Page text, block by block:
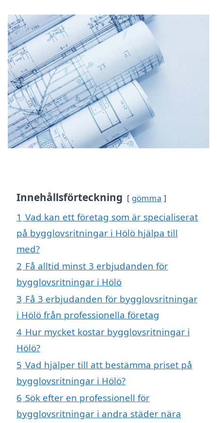
Innehållsförteckning gömma
1 Vad kan ett företag som är specialiserat
på bygglovsritningar i Hölö hjälpa till
med?
2 Få alltid minst 3 erbjudanden för
bygglovsritningar i Hölö
3 Få 3 erbjudanden för bygglovsritningar
i Hölö från professionella företag
4 Hur mycket kostar bygglovsritningar i
Hölö?
5 Vad hjälper till att bestämma priset på
bygglovsritningar i Hölö?
6 Sök efter en professionell för
bygglovsritningar i andra städer nära